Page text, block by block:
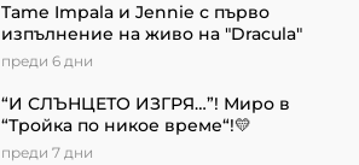
Tame Impala и Jennie с първо
изпълнение на живо на "Dracula"
преди 6 дни
“И СЛЪНЦЕТО ИЗГРЯ…”! Миро в
“Тройка по никое време“!💛
преди 7 дни